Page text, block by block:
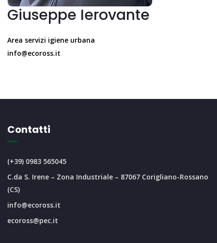
Giuseppe Ierovante
Area servizi igiene urbana
info@ecoross.it
Contatti
(+39) 0983 565045
C.da S. Irene – Zona Industriale – 87067 Corigliano-Rossano
(CS)
info@ecoross.it
ecoross@pec.it